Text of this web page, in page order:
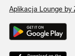
Aplikacja Lounge by